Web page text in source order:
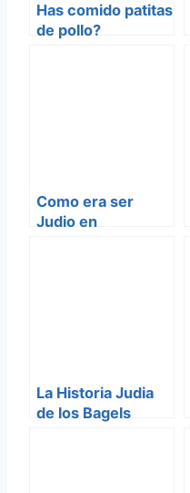
Has comido patitas
de pollo?
Como era ser
Judio en
La Historia Judia
de los Bagels